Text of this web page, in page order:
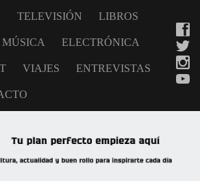
TELEVISIÓN LIBROS
MÚSICA ELECTRÓNICA
VIAJES ENTREVISTAS